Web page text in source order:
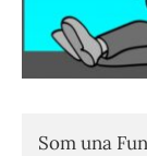
Som una